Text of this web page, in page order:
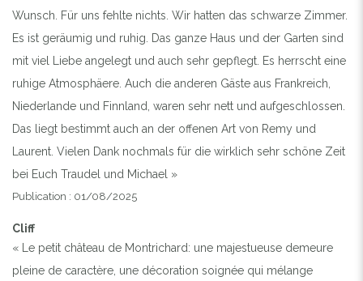
Previous Next
Wunsch. Für uns fehlte nichts. Wir hatten das schwarze Zimmer.
Es ist geräumig und ruhig. Das ganze Haus und der Garten sind
mit viel Liebe angelegt und auch sehr gepflegt. Es herrscht eine
ruhige Atmosphäere. Auch die anderen Gäste aus Frankreich,
Niederlande und Finnland, waren sehr nett und aufgeschlossen.
Das liegt bestimmt auch an der offenen Art von Remy und
Laurent. Vielen Dank nochmals für die wirklich sehr schöne Zeit
bei Euch Traudel und Michael »
Publication : 01/08/2025
Cliff
« Le petit château de Montrichard: une majestueuse demeure
pleine de caractère, une décoration soignée qui mélange